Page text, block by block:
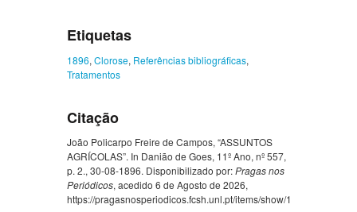
Etiquetas
1896, Clorose, Referências bibliográficas,
Tratamentos
Citação
João Policarpo Freire de Campos, “ASSUNTOS
AGRÍCOLAS”. In Danião de Goes, 11º Ano, nº 557,
p. 2., 30-08-1896. Disponibilizado por:Pragas nos
Periódicos, acedido 6 de Agosto de 2026,
https://pragasnosperiodicos.fcsh.unl.pt/items/show/1224